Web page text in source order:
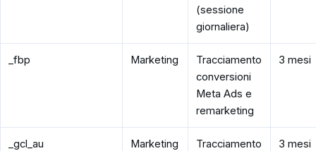
(sessione
giornaliera)
_fbp Marketing
Tracciamento
conversioni
Meta Ads e
remarketing
3 mesi
_gcl_au Marketing
Tracciamento
3 mesi